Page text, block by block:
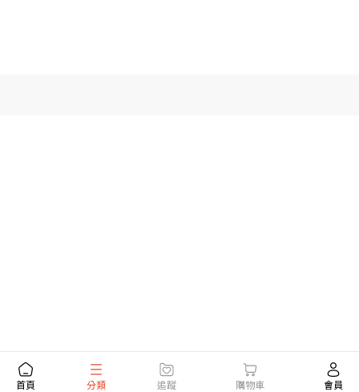
首頁 分類 追蹤 購物車 會員